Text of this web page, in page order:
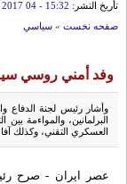
تأريخ النشر: 15:32
- 04 February 2017
صفحه نخست » سياسي
وفد أمني روسي
وأشار رئيس لجنة الدفاع
البرلمانين، والمواءمة
العسكري التقني، وكذلك
عصر ايران - صرح